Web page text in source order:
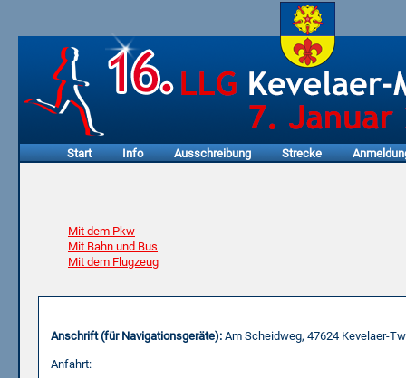
Start Info Ausschreibung Strecke
Mit dem Pkw
Mit Bahn und Bus
Mit dem Flugzeug
Anschrift (für Navigationsgeräte):Am Scheidweg, 47624 Kevelaer-
Anfahrt: